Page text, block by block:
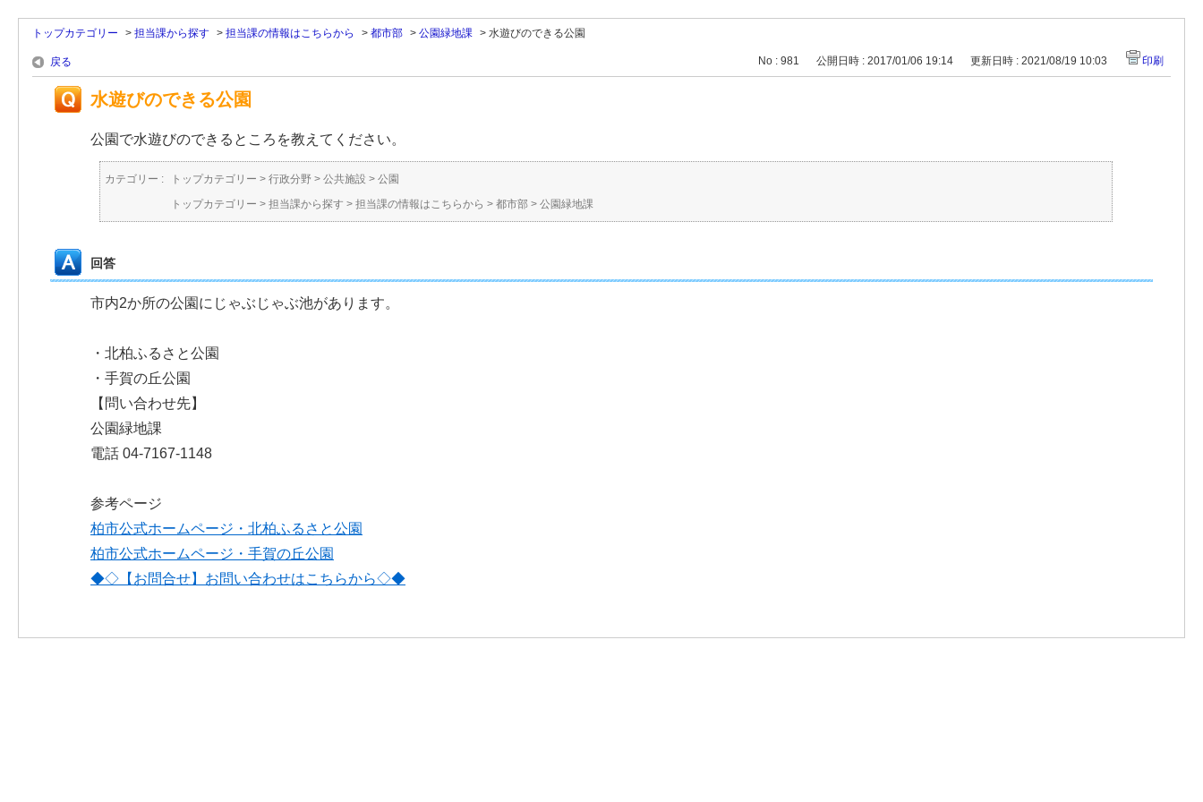
トップカテゴリー > 担当課から探す > 担当課の情報はこちらから > 都市部 > 公園緑地課 > 水遊びのできる公園
戻る No : 981 公開日時 : 2017/01/06 19:14 更新日時 : 2021/08/19 10:03 印刷
水遊びのできる公園
公園で水遊びのできるところを教えてください。
カテゴリー : トップカテゴリー > 行政分野 > 公共施設 > 公園
トップカテゴリー > 担当課から探す > 担当課の情報はこちらから > 都市部 > 公園緑地課
回答
市内2か所の公園にじゃぶじゃぶ池があります。
・北柏ふるさと公園
・手賀の丘公園
【問い合わせ先】
公園緑地課
電話 04-7167-1148
参考ページ
柏市公式ホームページ・北柏ふるさと公園
柏市公式ホームページ・手賀の丘公園
◆◇【お問合せ】お問い合わせはこちらから◇◆